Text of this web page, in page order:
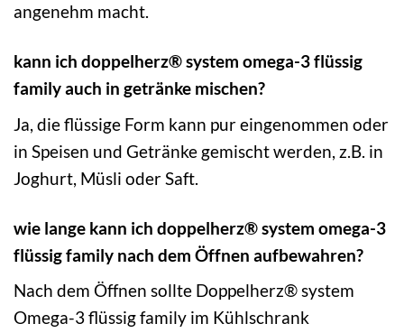
angenehm macht.
kann ich doppelherz® system omega-3 flüssig
family auch in getränke mischen?
Ja, die flüssige Form kann pur eingenommen oder
in Speisen und Getränke gemischt werden, z.B. in
Joghurt, Müsli oder Saft.
wie lange kann ich doppelherz® system omega-3
flüssig family nach dem Öffnen aufbewahren?
Nach dem Öffnen sollte Doppelherz® system
Omega-3 flüssig family im Kühlschrank